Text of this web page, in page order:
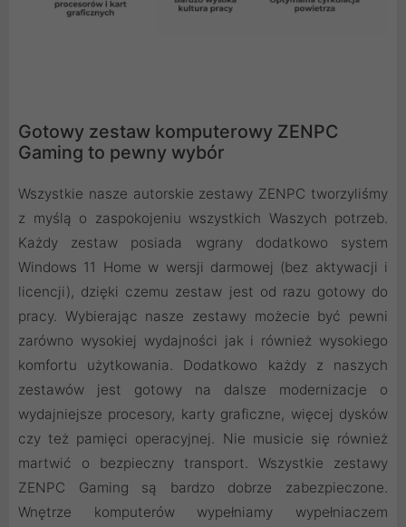
Gotowy zestaw komputerowy ZENPC
Gaming to pewny wybór
Wszystkie nasze autorskie zestawy ZENPC tworzyliśmy
z myślą o zaspokojeniu wszystkich Waszych potrzeb.
Każdy zestaw posiada wgrany dodatkowo system
Windows 11 Home w wersji darmowej (bez aktywacji i
licencji), dzięki czemu zestaw jest od razu gotowy do
pracy. Wybierając nasze zestawy możecie być pewni
zarówno wysokiej wydajności jak i również wysokiego
komfortu użytkowania. Dodatkowo każdy z naszych
zestawów jest gotowy na dalsze modernizacje o
wydajniejsze procesory, karty graficzne, więcej dysków
czy też pamięci operacyjnej. Nie musicie się również
martwić o bezpieczny transport. Wszystkie zestawy
ZENPC Gaming są bardzo dobrze zabezpieczone.
Wnętrze komputerów wypełniamy wypełniaczem